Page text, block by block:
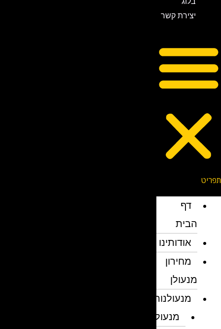
יצירת קשר
דף
הבית
אודותינו
מחירון
מנעולן
מנעולנות
מנעולן